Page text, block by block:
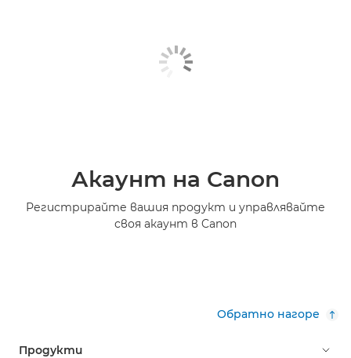
Акаунт на Canon
Регистрирайте вашия продукт и управлявайте
своя акаунт в Canon
Обратно нагоре
Продукти